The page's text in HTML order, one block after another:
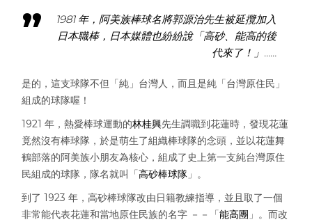
1981 年，阿美族棒球名將郭源治先生被延攬加入
日本職棒，日本媒體也紛紛說「高砂、能高的後
代來了！」……
是的，這支球隊不但「純」台灣人，而且是純「台灣原住民」
組成的球隊喔！
1921 年，熱愛棒球運動的林桂興先生調職到花蓮時，發現花蓮
竟然沒有棒球隊，於是萌生了組織棒球隊的念頭，並以花蓮舞
鶴部落的阿美族小朋友為核心，組成了史上第一支純台灣原住
民組成的球隊，隊名就叫「高砂棒球隊 」。
到了 1923 年，高砂棒球隊改由日籍教練指導，並且取了一個
非常能代表花蓮和當地原住民族的名字 －－「能高團 」。而改